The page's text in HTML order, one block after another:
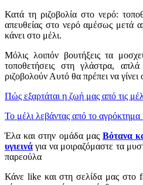
Κατά τη ριζοβολία στο νερό:
απευθείας στο νερό αμέσως μετά
κάνει στο μέλι.
Μόλις λοιπόν βουτήξεις τα
τοποθετήσεις στη γλάστρα,
ριζοβολούν Αυτό θα πρέπει να
Πώς εξαρτάται η ζωή μας από τις
Το μέλι λεβάντας από το αγρόκτημα
Έλα και στην ομάδα μας Βότανα
υγιεινά για να μοιραζόμαστε τα
παρεούλα
Κάνε like και στη σελίδα μας στο